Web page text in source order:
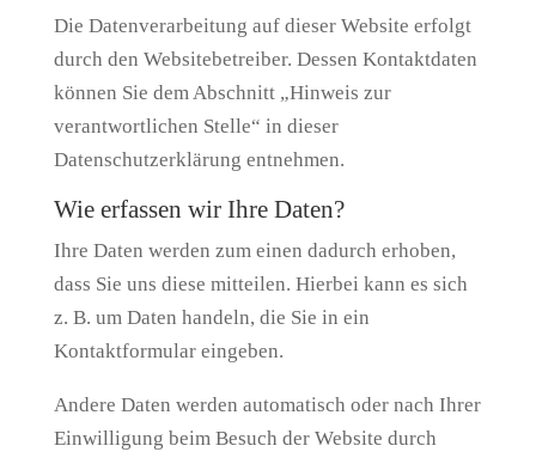
Die Datenverarbeitung auf dieser Website erfolgt
durch den Websitebetreiber. Dessen Kontaktdaten
können Sie dem Abschnitt „Hinweis zur
verantwortlichen Stelle“ in dieser
Datenschutzerklärung entnehmen.
Wie erfassen wir Ihre Daten?
Ihre Daten werden zum einen dadurch erhoben,
dass Sie uns diese mitteilen. Hierbei kann es sich
z. B. um Daten handeln, die Sie in ein
Kontaktformular eingeben.
Andere Daten werden automatisch oder nach Ihrer
Einwilligung beim Besuch der Website durch